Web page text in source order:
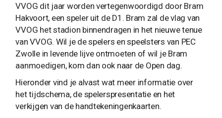
VVOG dit jaar worden vertegenwoordigd door Bram
Hakvoort, een speler uit de D1. Bram zal de vlag van
VVOG het stadion binnendragen in het nieuwe tenue
van VVOG. Wil je de spelers en speelsters van PEC
Zwolle in levende lijve ontmoeten of wil je Bram
aanmoedigen, kom dan ook naar de Open dag.
Hieronder vind je alvast wat meer informatie over
het tijdschema, de spelerspresentatie en het
verkijgen van de handtekeningenkaarten.